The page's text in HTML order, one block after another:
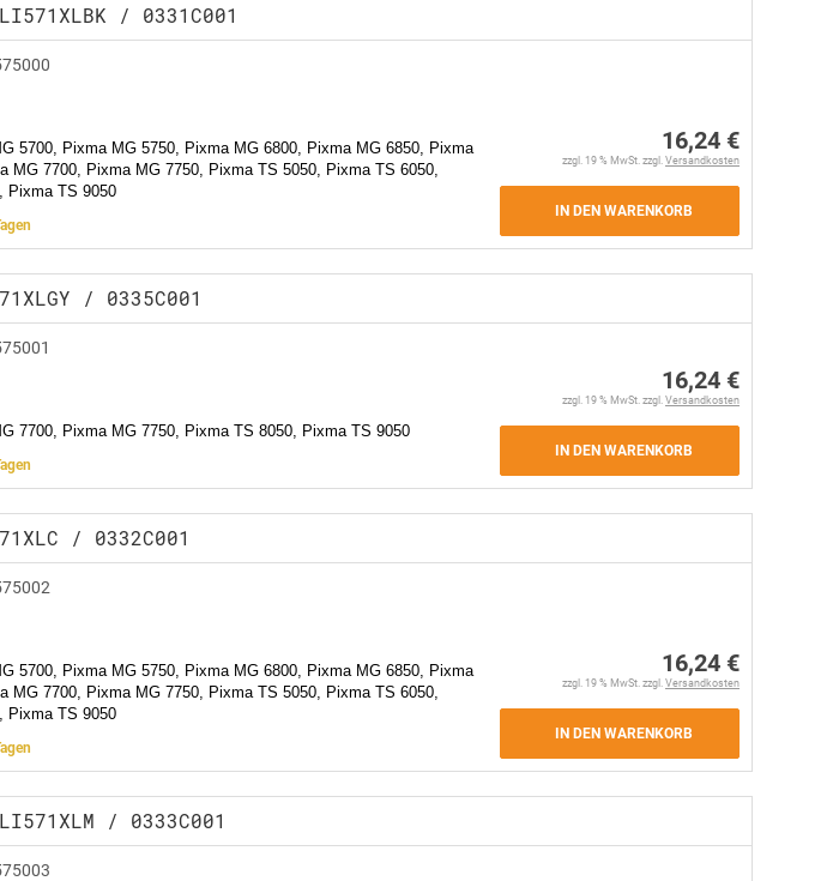
/ 0331C001
5700, Pixma MG 5750, Pixma MG 6800, Pixma MG 6850, Pixma
MG 7700, Pixma MG 7750, Pixma TS 5050, Pixma TS 6050,
Pixma TS 9050
16,24 €
zzgl. 19 % MwSt. zzgl. Versandkosten
IN DEN WARENKORB
/ 0335C001
7700, Pixma MG 7750, Pixma TS 8050, Pixma TS 9050
16,24 €
zzgl. 19 % MwSt. zzgl. Versandkosten
IN DEN WARENKORB
/ 0332C001
5700, Pixma MG 5750, Pixma MG 6800, Pixma MG 6850, Pixma
MG 7700, Pixma MG 7750, Pixma TS 5050, Pixma TS 6050,
Pixma TS 9050
16,24 €
zzgl. 19 % MwSt. zzgl. Versandkosten
IN DEN WARENKORB
/ 0333C001